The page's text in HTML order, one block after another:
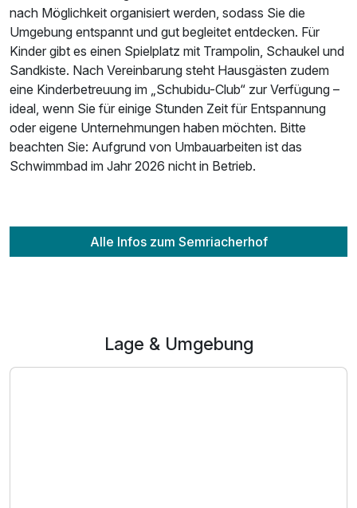
nach Möglichkeit organisiert werden, sodass Sie die
Umgebung entspannt und gut begleitet entdecken. Für
Kinder gibt es einen Spielplatz mit Trampolin, Schaukel und
Sandkiste. Nach Vereinbarung steht Hausgästen zudem
eine Kinderbetreuung im „Schubidu-Club“ zur Verfügung –
ideal, wenn Sie für einige Stunden Zeit für Entspannung
oder eigene Unternehmungen haben möchten. Bitte
beachten Sie: Aufgrund von Umbauarbeiten ist das
Schwimmbad im Jahr 2026 nicht in Betrieb.
Alle Infos zum Semriacherhof
Lage & Umgebung